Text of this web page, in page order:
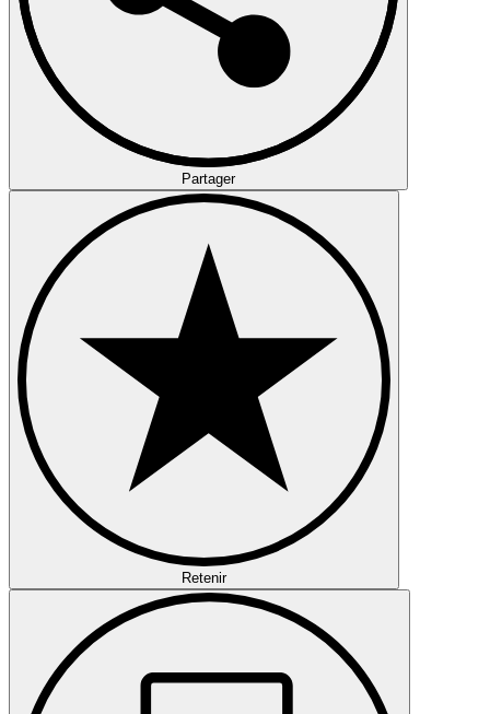
Partager
Retenir